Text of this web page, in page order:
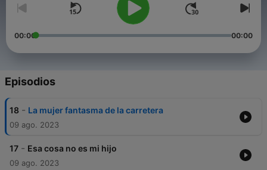
00:00 00:00
Episodios
18 - La mujer fantasma de la carretera
09 ago. 2023
17 - Esa cosa no es mi hijo
09 ago. 2023